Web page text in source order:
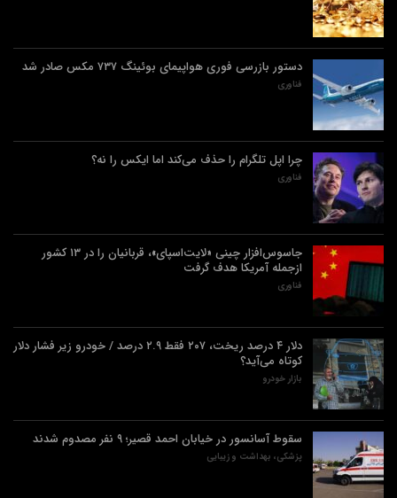
دستور بازرسی فوری هواپیمای بوئینگ ۷۳۷ مکس صادر شد
فناوری
چرا اپل تلگرام را حذف می‌کند اما ایکس را نه؟
فناوری
جاسوس‌افزار چینی «لایت‌اسپای»، قربانیان را در ۱۳ کشور
ازجمله آمریکا هدف گرفت
فناوری
دلار ۴ درصد ریخت، ۲۰۷ فقط ۲.۹ درصد / خودرو زیر فشار دلار
کوتاه می‌آید؟
بازار خودرو
سقوط آسانسور در خیابان احمد قصیر؛ ۹ نفر مصدوم شدند
پزشکی، بهداشت و زیبایی